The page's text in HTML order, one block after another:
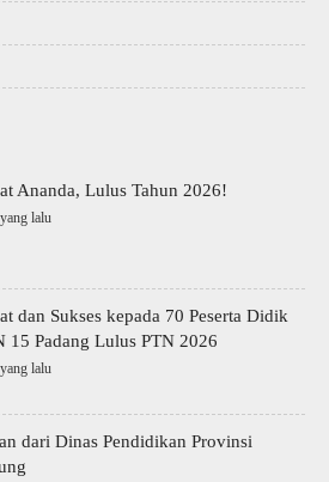
Ananda, Lulus Tahun 2026!
lalu
dan Sukses kepada 70 Peserta Didik
15 Padang Lulus PTN 2026
lalu
dari Dinas Pendidikan Provinsi